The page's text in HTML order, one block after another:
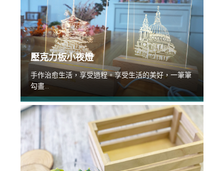
壓克力板小夜燈
手作治愈生活，享受過程。享受生活的美好，一筆筆
勾畫...